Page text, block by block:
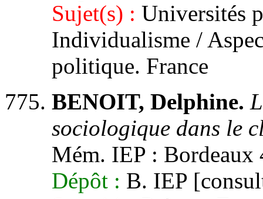
Sujet(s) : Universités
Individualisme /
politique. France
BENOIT, Delphine.
sociologique dans le
Mém. IEP : Bordeaux
Dépôt : B. IEP